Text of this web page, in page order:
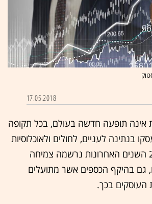
17.05.2018
אינה תופעה חדשה בעולם, בכל תקופה
בנתינה לעניים, לחולים ולאוכלוסיות
חדשות. אלא שב-25 השנים האחרונות נרשמה צמיחה
גם בהיקף הכספים אשר מתועלים
העוסקים בכך.